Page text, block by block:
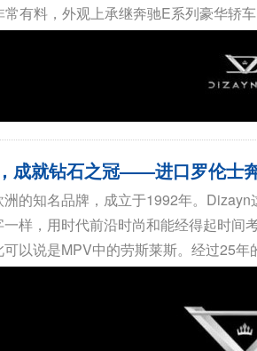
有料，外观上承继奔驰E系列豪华轿
成就钻石之冠——进口罗伦士
的知名品牌，成立于1992年。
样，用时代前沿时尚和能经得起时
以说是MPV中的劳斯莱斯。经过25